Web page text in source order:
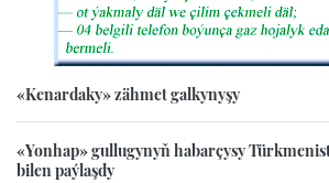
«Kenardaky» zähmet galkynyşy
«Yonhap» gullugynyň habarçysy
bilen paýlaşdy